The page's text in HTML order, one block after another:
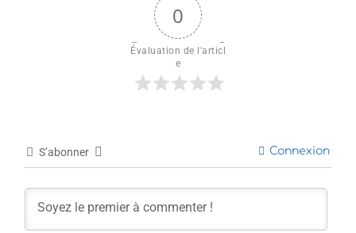
0
Évaluation de l'articl
e
S’abonner Connexion